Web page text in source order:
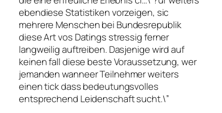
ebendiese Statistiken vorzeigen, sic
mehrere Menschen bei Bundesrepublik
diese Art vos Datings stressig ferner
langweilig auftreiben. Dasjenige wird auf
keinen fall diese beste Voraussetzung, wer
jemanden wanneer Teilnehmer weiters
einen tick dass bedeutungsvolles
entsprechend Leidenschaft sucht.\”